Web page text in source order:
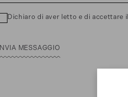
Dichiaro di aver letto e di accettare il
INVIA MESSAGGIO